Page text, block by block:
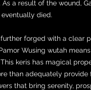
As a result of the wound,
died.
forged with a clear
Wusing wutah
keris has magical
than adequately provide
that bring serenity,